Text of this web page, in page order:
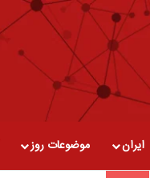
ایران موضوعات روز